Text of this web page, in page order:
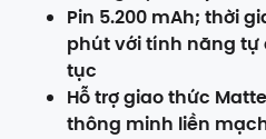
Pin 5.200 mAh; thời
phút với tính năng tự
tục
Hỗ trợ giao thức
thông minh liền